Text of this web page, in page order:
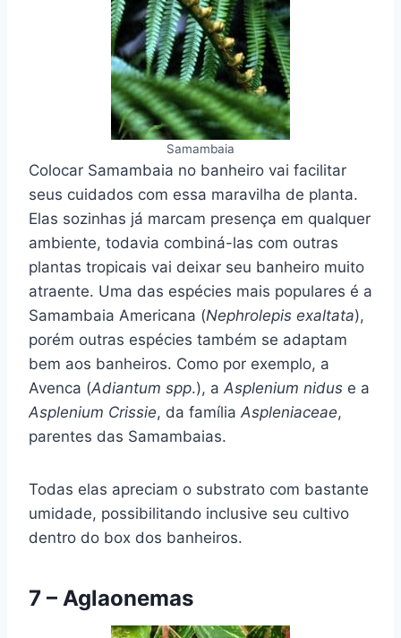
Samambaia
Colocar Samambaia no banheiro vai facilitar
seus cuidados com essa maravilha de planta.
Elas sozinhas já marcam presença em qualquer
ambiente, todavia combiná-las com outras
plantas tropicais vai deixar seu banheiro muito
atraente. Uma das espécies mais populares é a
Samambaia Americana (Nephrolepis exaltata),
porém outras espécies também se adaptam
bem aos banheiros. Como por exemplo, a
Avenca (Adiantum spp.), a Asplenium nidus e a
Asplenium Crissie, da família Aspleniaceae,
parentes das Samambaias.
Todas elas apreciam o substrato com bastante
umidade, possibilitando inclusive seu cultivo
dentro do box dos banheiros.
7 – Aglaonemas